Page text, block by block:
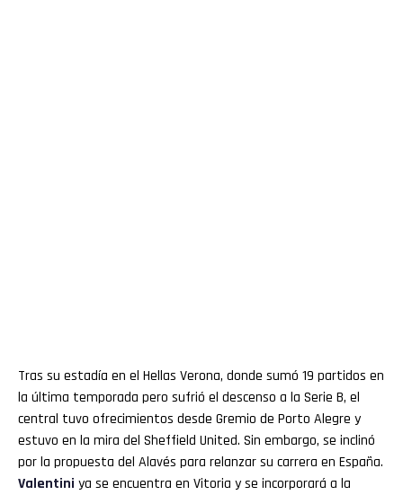
Tras su estadía en el Hellas Verona, donde sumó 19 partidos en
la última temporada pero sufrió el descenso a la Serie B, el
central tuvo ofrecimientos desde Gremio de Porto Alegre y
estuvo en la mira del Sheffield United. Sin embargo, se inclinó
por la propuesta del Alavés para relanzar su carrera en España.
Valentini ya se encuentra en Vitoria y se incorporará a la